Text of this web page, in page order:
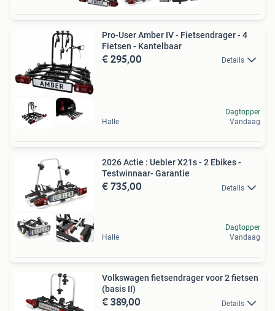
Pro-User Amber IV - Fietsendrager - 4
Fietsen - Kantelbaar
€ 295,00 Details
Halle
Dagtopper
Vandaag
2026 Actie : Uebler X21s - 2 Ebikes -
Testwinnaar- Garantie
€ 735,00 Details
Halle
Dagtopper
Vandaag
Volkswagen fietsendrager voor 2 fietsen
(basis II)
€ 389,00 Details